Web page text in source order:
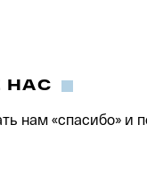
НАС
нам «спасибо» и